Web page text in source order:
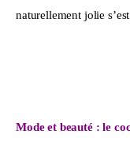
naturellement jolie
Mode et beauté : le